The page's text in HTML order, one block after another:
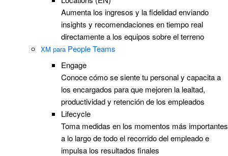
Aumenta los ingresos y la fidelidad enviando
insights y recomendaciones en tiempo real
directamente a los equipos sobre el terreno
XM para People Teams
Engage
Conoce cómo se siente tu personal y capacita a
los encargados para que mejoren la lealtad,
productividad y retención de los empleados
Lifecycle
Toma medidas en los momentos más importantes
a lo largo de todo el recorrido del empleado e
impulsa los resultados finales